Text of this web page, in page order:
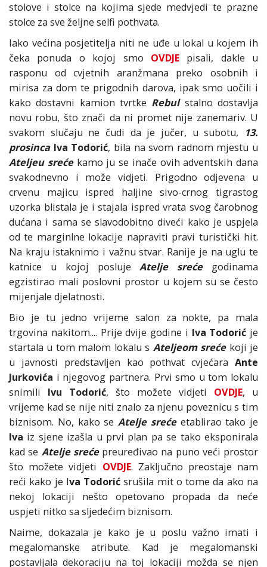
stolove i stolce na kojima sjede medvjedi te prazne
stolce za sve željne selfi pothvata.
Iako većina posjetitelja niti ne uđe u lokal u kojem ih
čeka ponuda o kojoj smo OVDJEpisali, dakle u
rasponu od cvjetnih aranžmana preko osobnih i
mirisa za dom te prigodnih darova, ipak smo uočili i
kako dostavni kamion tvrtke Rebulstalno dostavlja
novu robu, što znači da ni promet nije zanemariv. U
svakom slučaju ne čudi da je jučer, u subotu,
13.
prosincaIva Todorić, bila na svom radnom mjestu u
Ateljeu sreće kamo ju se inače ovih adventskih dana
svakodnevno i može vidjeti. Prigodno odjevena u
crvenu majicu ispred haljine sivo-crnog tigrastog
uzorka blistala je i stajala ispred vrata svog čarobnog
dućana i sama se slavodobitno diveći kako je uspjela
od te marginlne lokacije napraviti pravi turistički hit.
Na kraju istaknimo i važnu stvar. Ranije je na uglu te
katnice u kojoj poslujeAtelje sreće godinama
egzistirao mali poslovni prostor u kojem su se često
mijenjale djelatnosti.
Bio je tu jedno vrijeme salon za nokte, pa mala
trgovina nakitom.... Prije dvije godine i Iva Todorić je
startala u tom malom lokalu s Ateljeom sreće koji je
u javnosti predstavljen kao pothvat cvjećara Ante
Jurkovića i njegovog partnera. Prvi smo u tom lokalu
snimili Ivu Todorić, što možete vidjeti OVDJE, u
vrijeme kad se nije niti znalo za njenu poveznicu s tim
biznisom. No, kako se Atelje sreće etablirao tako je
Iva iz sjene izašla u prvi plan pa se tako eksponirala
kad se Atelje sreće preuređivao na puno veći prostor
što možete vidjeti OVDJE. Zaključno preostaje nam
reći kako je Iva Todorić srušila mit o tome da ako na
nekoj lokaciji nešto opetovano propada da neće
uspjeti nitko sa sljedećim biznisom.
Naime, dokazala je kako je u poslu važno imati i
megalomanske atribute. Kad je megalomanski
postavljala dekoraciju na toj lokaciji možda se njen